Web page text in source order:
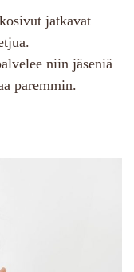
jatkavat
niin jäseniä
paremmin.